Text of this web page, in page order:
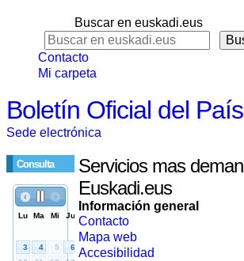
Buscar en euskadi.eus
Contacto
Mi carpeta
Boletín Oficial del
Sede electrónica
Consulta
Servicios mas
Euskadi.eus
Información general
Contacto
Mapa web
Accesibilidad